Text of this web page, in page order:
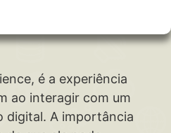
é a experiência
ao interagir com um
digital. A importância